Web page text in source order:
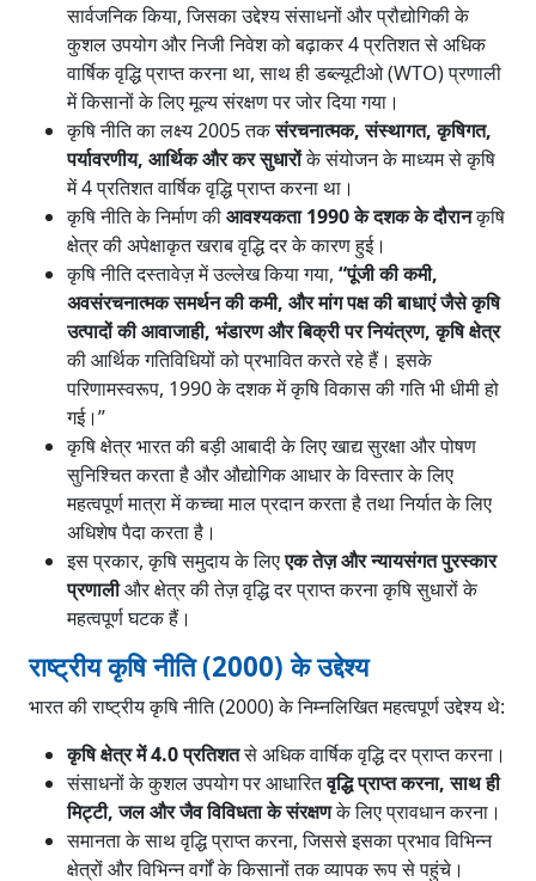
सार्वजनिक किया, जिसका उद्देश्य संसाधनों और प्रौद्योगिकी के
कुशल उपयोग और निजी निवेश को बढ़ाकर 4 प्रतिशत से अधिक
वार्षिक वृद्धि प्राप्त करना था, साथ ही डब्ल्यूटीओ (WTO) प्रणाली
में किसानों के लिए मूल्य संरक्षण पर जोर दिया गया।
कृषि नीति का लक्ष्य 2005 तकसंरचनात्मक, संस्थागत, कृषिगत,
पर्यावरणीय, आर्थिक और कर सुधारोंके संयोजन के माध्यम से कृषि
में 4 प्रतिशत वार्षिक वृद्धि प्राप्त करना था।
कृषि नीति के निर्माण कीआवश्यकता 1990 के दशक के दौरानकृषि
क्षेत्र की अपेक्षाकृत खराब वृद्धि दर के कारण हुई।
कृषि नीति दस्तावेज़ में उल्लेख किया गया, “पूंजी की कमी,
अवसंरचनात्मक समर्थन की कमी, और मांग पक्ष की बाधाएं जैसे कृषि
उत्पादों की आवाजाही, भंडारण और बिक्री पर नियंत्रण, कृषि क्षेत्र
की आर्थिक गतिविधियों को प्रभावित करते रहे हैं। इसके
परिणामस्वरूप, 1990 के दशक में कृषि विकास की गति भी धीमी हो
गई।”
कृषि क्षेत्र भारत की बड़ी आबादी के लिए खाद्य सुरक्षा और पोषण
सुनिश्चित करता है और औद्योगिक आधार के विस्तार के लिए
महत्वपूर्ण मात्रा में कच्चा माल प्रदान करता है तथा निर्यात के लिए
अधिशेष पैदा करता है।
इस प्रकार, कृषि समुदाय के लिएएक तेज़ और न्यायसंगत पुरस्कार
प्रणालीऔर क्षेत्र की तेज़ वृद्धि दर प्राप्त करना कृषि सुधारों के
महत्वपूर्ण घटक हैं।
राष्ट्रीय कृषि नीति (2000) के उद्देश्य
भारत की राष्ट्रीय कृषि नीति (2000) के निम्नलिखित महत्वपूर्ण उद्देश्य थे:
कृषि क्षेत्र में 4.0 प्रतिशतसे अधिक वार्षिक वृद्धि दर प्राप्त करना।
संसाधनों के कुशल उपयोग पर आधारितवृद्धि प्राप्त करना, साथ ही
मिट्टी, जल और जैव विविधता के संरक्षणके लिए प्रावधान करना।
समानता के साथ वृद्धि प्राप्त करना, जिससे इसका प्रभाव विभिन्न
क्षेत्रों और विभिन्न वर्गों के किसानों तक व्यापक रूप से पहुंचे।